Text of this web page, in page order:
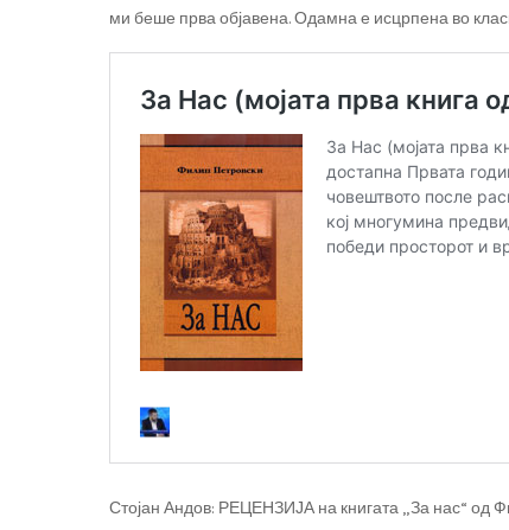
ми беше прва објавена. Одамна е исцрпена во
Стојан Андов: РЕЦЕНЗИЈА на книгата „За нас“ од